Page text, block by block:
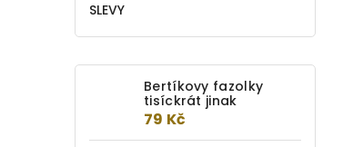
SLEVY
Bertíkovy fazolky
tisíckrát jinak
79 Kč